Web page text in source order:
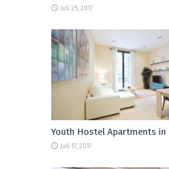
Juli 25, 2017
Youth Hostel Apartments in
Juli 17, 2017